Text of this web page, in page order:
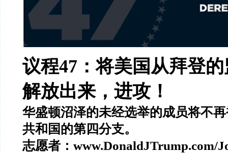
议程47 ：将美国从拜登
解放出来，进攻！
华盛顿沼泽的未经选举的成员将不
共和国的第四分支。
志愿者： www.DonaldJTrump.com/